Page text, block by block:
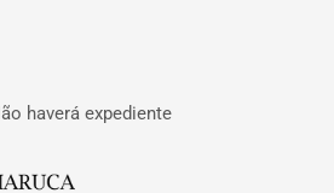
haverá expediente